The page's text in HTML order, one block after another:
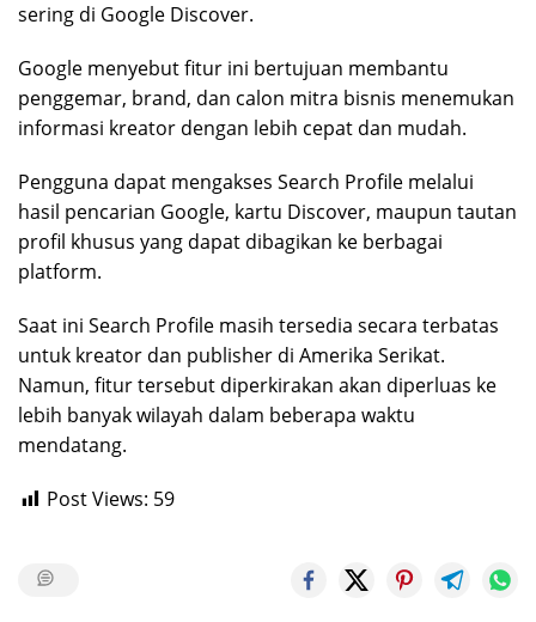
sering di Google Discover.
Google menyebut fitur ini bertujuan membantu
penggemar, brand, dan calon mitra bisnis menemukan
informasi kreator dengan lebih cepat dan mudah.
Pengguna dapat mengakses Search Profile melalui
hasil pencarian Google, kartu Discover, maupun tautan
profil khusus yang dapat dibagikan ke berbagai
platform.
Saat ini Search Profile masih tersedia secara terbatas
untuk kreator dan publisher di Amerika Serikat.
Namun, fitur tersebut diperkirakan akan diperluas ke
lebih banyak wilayah dalam beberapa waktu
mendatang.
Post Views: 59